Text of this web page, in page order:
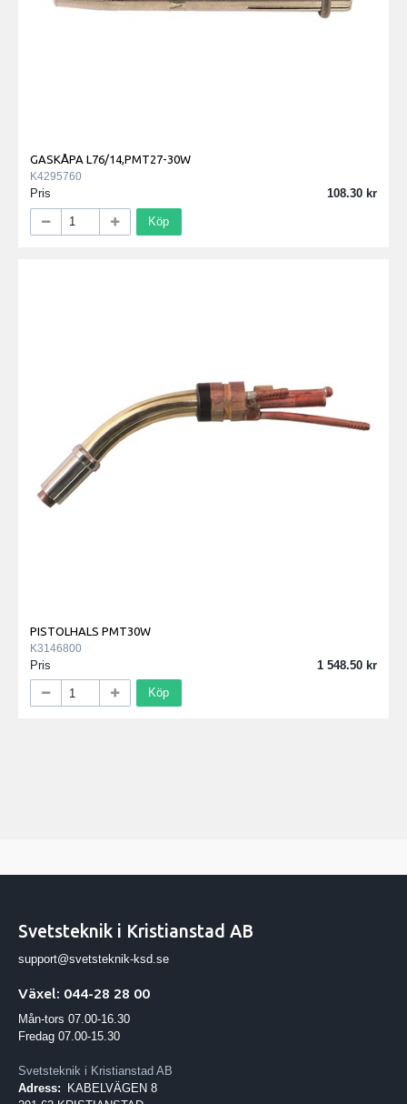
GASKÅPA L76/14,PMT27-30W
K4295760
Pris 108.30
Köp
PISTOLHALS PMT30W
K3146800
Pris 1 548.50
Köp
Svetsteknik i Kristianstad AB
support@svetsteknik-ksd.se
Växel: 044-28 28 00
Mån-tors 07.00-16.30
Fredag 07.00-15.30
Svetsteknik i Kristianstad AB
Adress:
KABELVÄGEN 8